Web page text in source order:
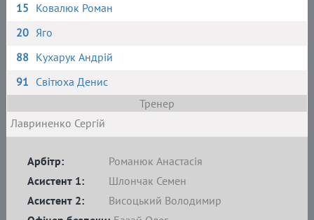
15 Ковалюк Роман
20 Яго
88 Кухарук Андрій
91 Світюха Денис
Тренер
Лавриненко Сергій
Арбітр:
Романюк Анастасія
Асистент 1:
Шлончак Семен
Асистент 2:
Висоцький Володимир